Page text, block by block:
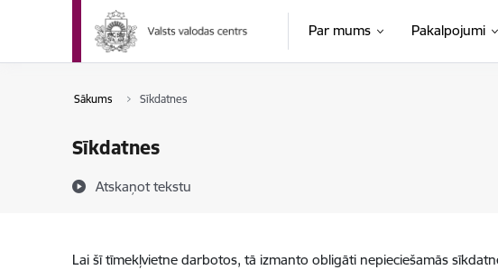
Pāriet uz lapas saturu
Par mums Pakalpojumi
Sākums Sīkdatnes
Sīkdatnes
Atskaņot tekstu
Lai šī tīmekļvietne darbotos, tā izmanto obligāti nepieciešamās